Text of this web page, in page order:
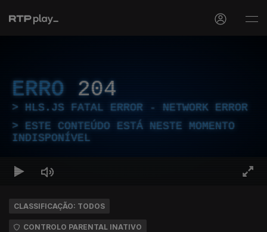
ERRO 204
HLS.JS FATAL ERROR - NETWORK ERROR
ESTE CONTEÚDO ESTÁ NESTE MOMENTO
INDISPONÍVEL
CLASSIFICAÇÃO: TODOS
CONTROLO PARENTAL INATIVO